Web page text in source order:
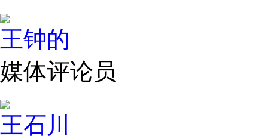
王钟的
媒体评论员
王石川